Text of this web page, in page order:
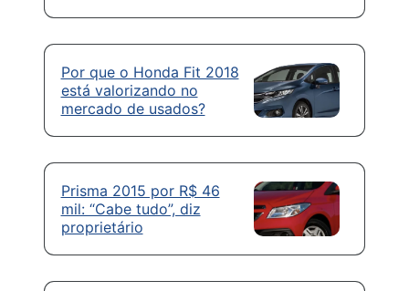
Por que o Honda Fit 2018
está valorizando no
mercado de usados?
Prisma 2015 por R$ 46
mil: “Cabe tudo”, diz
proprietário